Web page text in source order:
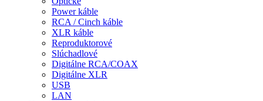
Power káble
RCA / Cinch káble
XLR káble
Reproduktorové
Slúchadlové
Digitálne RCA/COAX
Digitálne XLR
USB
LAN